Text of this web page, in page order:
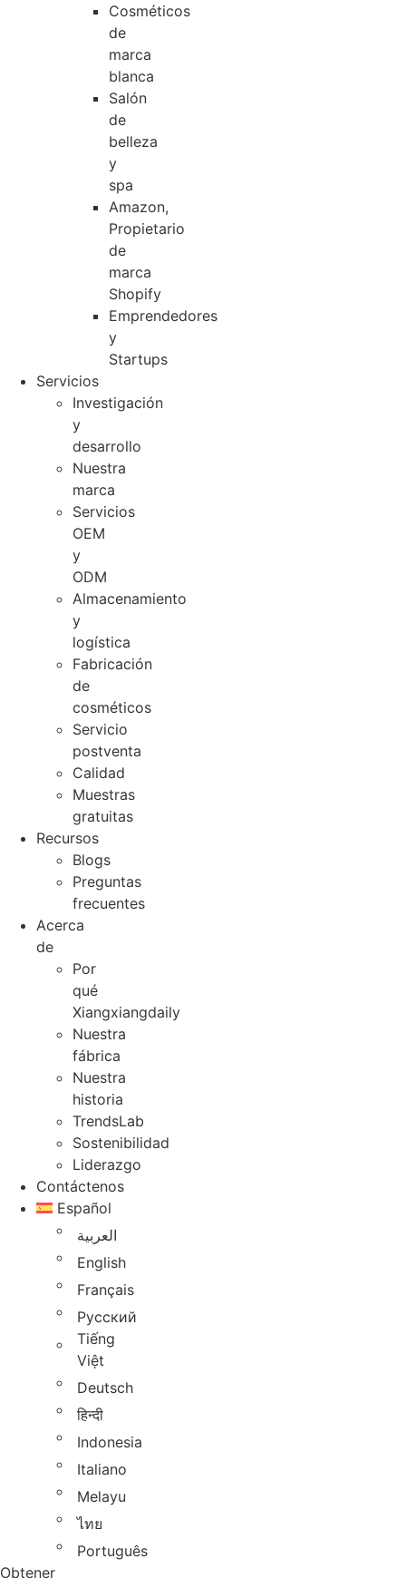
Cosméticos
de
marca
blanca
Salón
de
belleza
y
spa
Amazon,
Propietario
de
marca
Shopify
Emprendedores
y
Startups
Servicios
Investigación
y
desarrollo
Nuestra
marca
Servicios
OEM
y
ODM
Almacenamiento
y
logística
Fabricación
de
cosméticos
Servicio
postventa
Calidad
Muestras
gratuitas
Recursos
Blogs
Preguntas
frecuentes
Acerca
de
Por
qué
Xiangxiangdaily
Nuestra
fábrica
Nuestra
historia
TrendsLab
Sostenibilidad
Liderazgo
Contáctenos
Español
العربية
English
Français
Русский
Tiếng
Việt
Deutsch
हिन्दी
Indonesia
Italiano
Melayu
ไทย
Português
Obtener